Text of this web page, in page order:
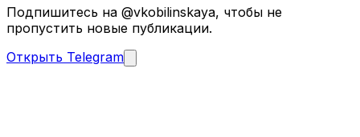
Подпишитесь на @vkobilinskaya, чтобы не
пропустить новые публикации.
Открыть Telegram